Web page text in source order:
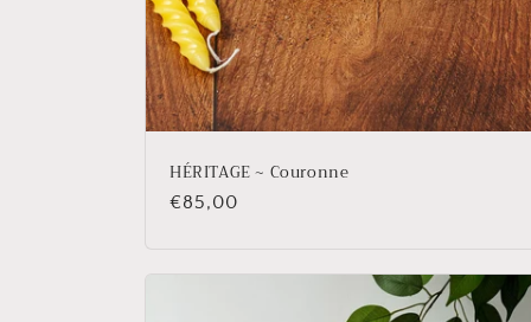
HÉRITAGE ~ Couronne
Prix
€85,00